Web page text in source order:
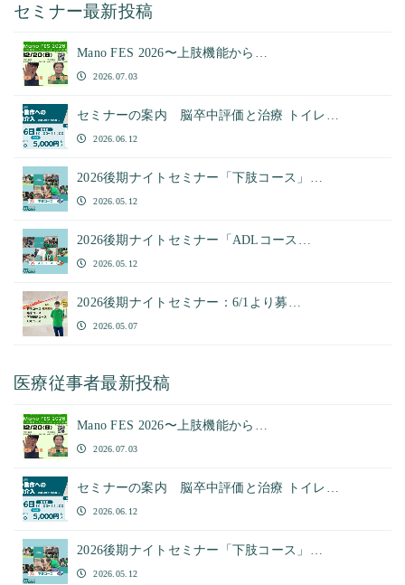
セミナー最新投稿
Mano FES 2026〜上肢機能から…
2026.07.03
セミナーの案内 脳卒中評価と治療 トイレ…
2026.06.12
2026後期ナイトセミナー「下肢コース」…
2026.05.12
2026後期ナイトセミナー「ADLコース…
2026.05.12
2026後期ナイトセミナー：6/1より募…
2026.05.07
医療従事者最新投稿
Mano FES 2026〜上肢機能から…
2026.07.03
セミナーの案内 脳卒中評価と治療 トイレ…
2026.06.12
2026後期ナイトセミナー「下肢コース」…
2026.05.12